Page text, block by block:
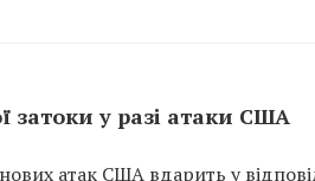
затоки у разі атаки США
атак США вдарить у